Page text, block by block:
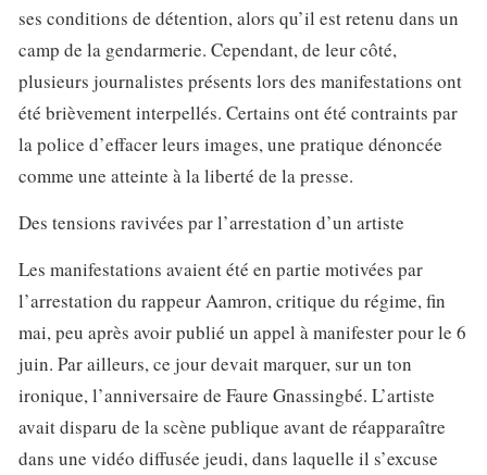
ses conditions de détention, alors qu’il est retenu dans un
camp de la gendarmerie. Cependant, de leur côté,
plusieurs journalistes présents lors des manifestations ont
été brièvement interpellés. Certains ont été contraints par
la police d’effacer leurs images, une pratique dénoncée
comme une atteinte à la liberté de la presse.
Des tensions ravivées par l’arrestation d’un artiste
Les manifestations avaient été en partie motivées par
l’arrestation du rappeur Aamron, critique du régime, fin
mai, peu après avoir publié un appel à manifester pour le 6
juin. Par ailleurs, ce jour devait marquer, sur un ton
ironique, l’anniversaire de Faure Gnassingbé. L’artiste
avait disparu de la scène publique avant de réapparaître
dans une vidéo diffusée jeudi, dans laquelle il s’excuse